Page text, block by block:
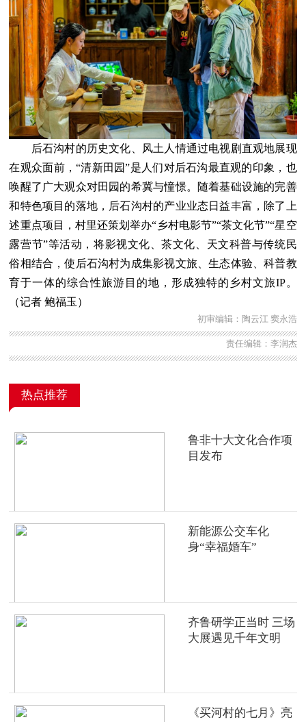
后石沟村的历史文化、风土人情通过电视剧直观地展现
在观众面前，“清新田园”是人们对后石沟最直观的印象，也
唤醒了广大观众对田园的希冀与憧憬。随着基础设施的完善
和特色项目的落地，后石沟村的产业业态日益丰富，除了上
述重点项目，村里还策划举办“乡村电影节”“茶文化节”“星空
露营节”等活动，将影视文化、茶文化、天文科普与传统民
俗相结合，使后石沟村为成集影视文旅、生态体验、科普教
育于一体的综合性旅游目的地，形成独特的乡村文旅IP。
（记者 鲍福玉）
初审编辑：陶云江 窦永浩
责任编辑：李润杰
热点推荐
鲁非十大文化合作项
目发布
新能源公交车化
身“幸福婚车”
齐鲁研学正当时 三场
大展遇见千年文明
《买河村的七月》亮